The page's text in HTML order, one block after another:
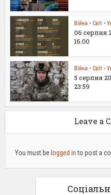
Війна • Світ •
06 серпня
16.00
Війна • Світ •
5 серпня
23:59
Leave a
You must be logged into post a